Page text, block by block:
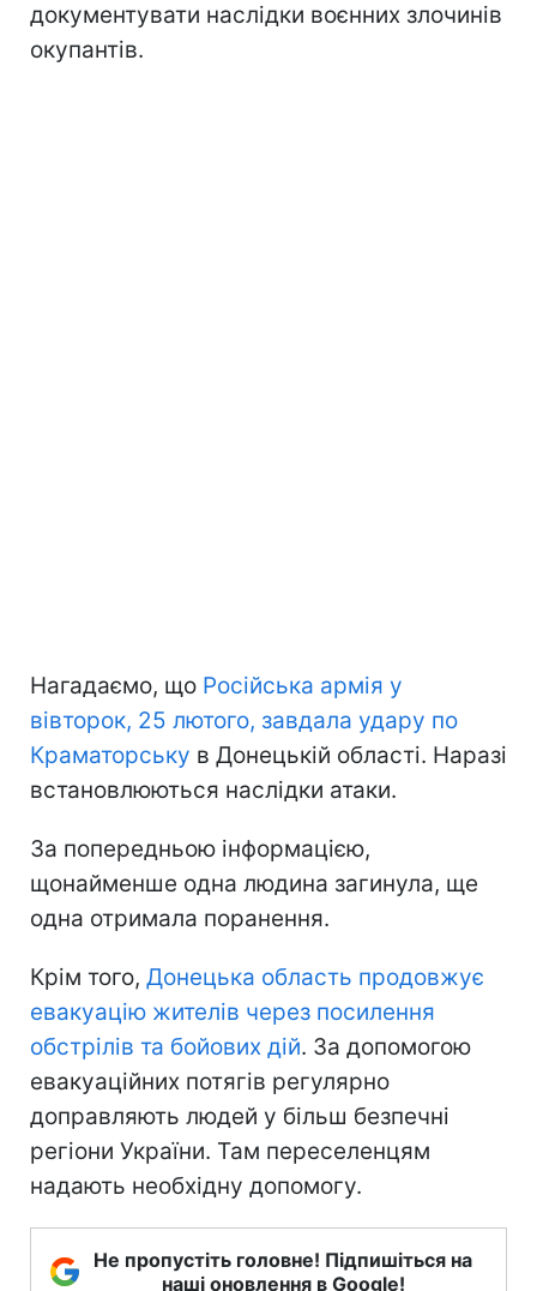
документувати наслідки воєнних злочинів
окупантів.
Нагадаємо, що Російська армія у
вівторок, 25 лютого, завдала удару по
Краматорську в Донецькій області. Наразі
встановлюються наслідки атаки.
За попередньою інформацією,
щонайменше одна людина загинула, ще
одна отримала поранення.
Крім того, Донецька область продовжує
евакуацію жителів через посилення
обстрілів та бойових дій. За допомогою
евакуаційних потягів регулярно
доправляють людей у більш безпечні
регіони України. Там переселенцям
надають необхідну допомогу.
Не пропустіть головне! Підпишіться на
наші оновлення в Google!